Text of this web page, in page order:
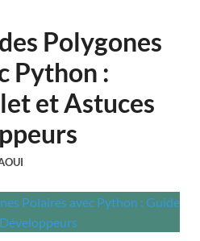
Polygones
Python :
et Astuces